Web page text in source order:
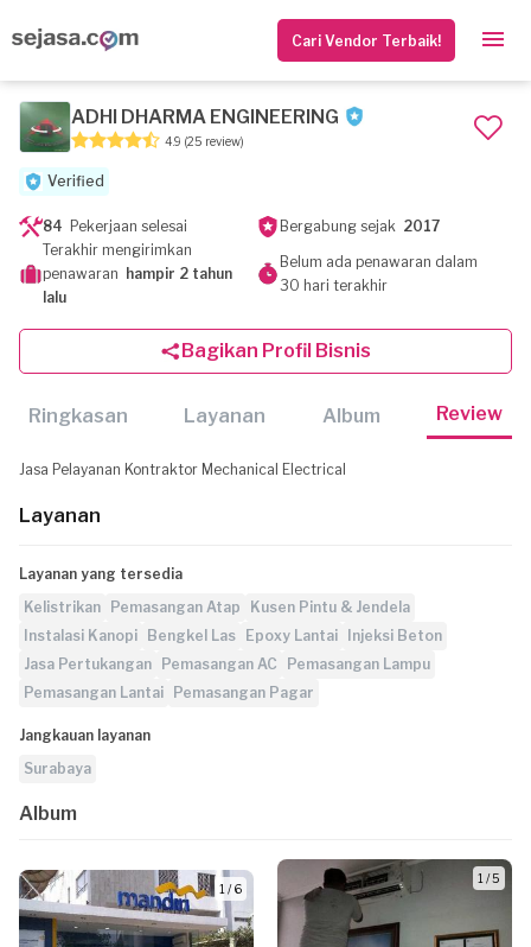
Cari Vendor Terbaik!
ADHI DHARMA ENGINEERING
4.9 (25 review)
Verified
84 Pekerjaan selesai Bergabung sejak 2017
Terakhir mengirimkan
penawaran hampir 2 tahun
lalu
Belum ada penawaran dalam
30 hari terakhir
Bagikan Profil Bisnis
Ringkasan Layanan Album Review
Jasa Pelayanan Kontraktor Mechanical Electrical
Layanan
Layanan yang tersedia
Kelistrikan
Pemasangan Atap
Kusen Pintu & Jendela
Instalasi Kanopi
Bengkel Las Epoxy Lantai
Injeksi Beton
Jasa Pertukangan
Pemasangan AC
Pemasangan Lampu
Pemasangan Lantai
Pemasangan Pagar
Jangkauan layanan
Surabaya
Album
1 / 6
1 / 5